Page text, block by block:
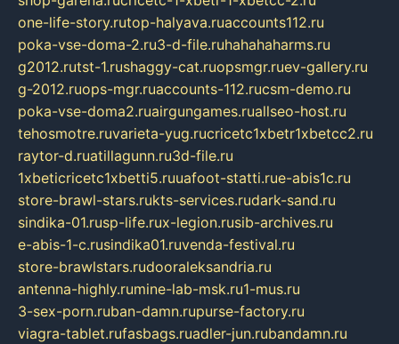
one-life-story.rutop-halyava.ruaccounts112.ru
poka-vse-doma-2.ru3-d-file.ruhahahaharms.ru
g2012.rutst-1.rushaggy-cat.ruopsmgr.ruev-gallery.ru
g-2012.ruops-mgr.ruaccounts-112.rucsm-demo.ru
poka-vse-doma2.ruairgungames.ruallseo-host.ru
tehosmotre.ruvarieta-yug.rucricetc1xbetr1xbetcc2.ru
raytor-d.ruatillagunn.ru3d-file.ru
1xbeticricetc1xbetti5.ruuafoot-statti.rue-abis1c.ru
store-brawl-stars.rukts-services.rudark-sand.ru
sindika-01.rusp-life.rux-legion.rusib-archives.ru
e-abis-1-c.rusindika01.ruvenda-festival.ru
store-brawlstars.rudooraleksandria.ru
antenna-highly.rumine-lab-msk.ru1-mus.ru
3-sex-porn.ruban-damn.rupurse-factory.ru
viagra-tablet.rufasbags.ruadler-jun.rubandamn.ru